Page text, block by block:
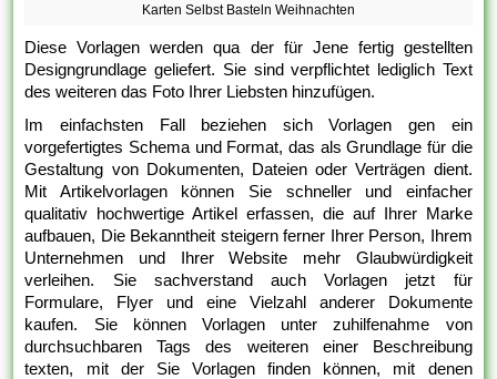
Karten Selbst Basteln Weihnachten
Diese Vorlagen werden qua der für Jene fertig gestellten
Designgrundlage geliefert. Sie sind verpflichtet lediglich Text
des weiteren das Foto Ihrer Liebsten hinzufügen.
Im einfachsten Fall beziehen sich Vorlagen gen ein
vorgefertigtes Schema und Format, das als Grundlage für die
Gestaltung von Dokumenten, Dateien oder Verträgen dient.
Mit Artikelvorlagen können Sie schneller und einfacher
qualitativ hochwertige Artikel erfassen, die auf Ihrer Marke
aufbauen, Die Bekanntheit steigern ferner Ihrer Person, Ihrem
Unternehmen und Ihrer Website mehr Glaubwürdigkeit
verleihen. Sie sachverstand auch Vorlagen jetzt für
Formulare, Flyer und eine Vielzahl anderer Dokumente
kaufen. Sie können Vorlagen unter zuhilfenahme von
durchsuchbaren Tags des weiteren einer Beschreibung
texten, mit der Sie Vorlagen finden können, mit denen